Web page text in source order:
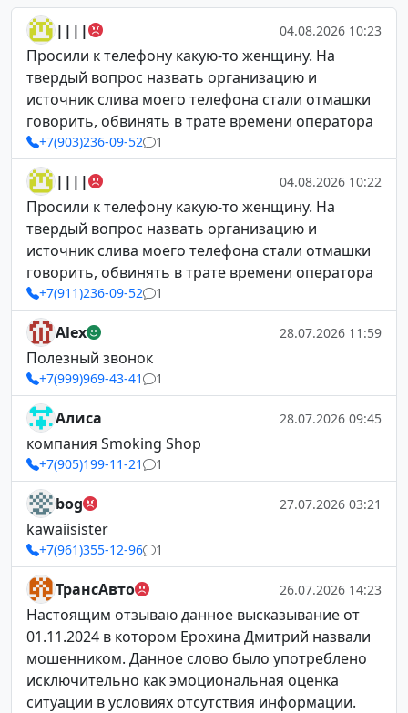
|||| 04.08.2026 10:23
Просили к телефону какую-то женщину. На
твердый вопрос назвать организацию и
источник слива моего телефона стали отмашки
говорить, обвинять в трате времени оператора
+7(903)236-09-52 1
|||| 04.08.2026 10:22
Просили к телефону какую-то женщину. На
твердый вопрос назвать организацию и
источник слива моего телефона стали отмашки
говорить, обвинять в трате времени оператора
+7(911)236-09-52 1
Alex 28.07.2026 11:59
Полезный звонок
+7(999)969-43-41 1
Алиса 28.07.2026 09:45
компания Smoking Shop
+7(905)199-11-21 1
bog 27.07.2026 03:21
kawaiisister
+7(961)355-12-96 1
ТрансАвто 26.07.2026 14:23
Настоящим отзываю данное высказывание от
01.11.2024 в котором Ерохина Дмитрий назвали
мошенником. Данное слово было употреблено
исключительно как эмоциональная оценка
ситуации в условиях отсутствия информации.